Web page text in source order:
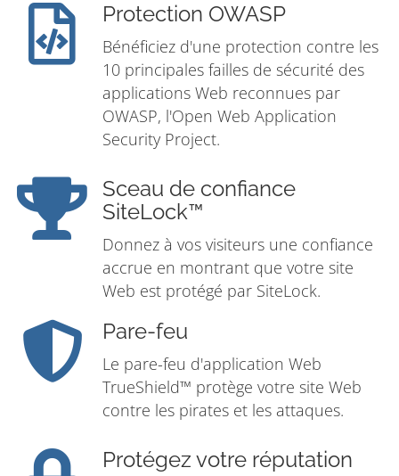
Protection OWASP
Bénéficiez d'une protection contre les
10 principales failles de sécurité des
applications Web reconnues par
OWASP, l'Open Web Application
Security Project.
Sceau de confiance
SiteLock™
Donnez à vos visiteurs une confiance
accrue en montrant que votre site
Web est protégé par SiteLock.
Pare-feu
Le pare-feu d'application Web
TrueShield™ protège votre site Web
contre les pirates et les attaques.
Protégez votre réputation